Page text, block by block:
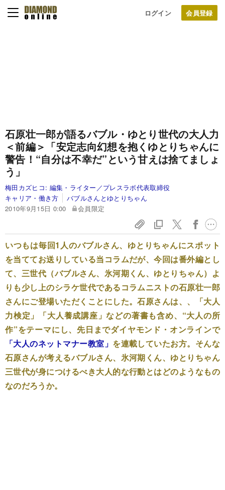
ログイン
石原壮一郎が語るバブル・ゆとり世代の大人力
＜前編＞ 「安定志向幻想を抱くゆとりちゃんに
警告！ “自分は不幸だ”という甘えは捨てましょ
う」
梅田カズヒコ: 編集・ライター／プレスラボ代表取締役
キャリア・働き方
バブルさんとゆとりちゃん
2010年9月15日 0:00
会員限定
いつもは毎回1人のバブルさん、ゆとりちゃんにスポット
を当ててお送りしている当コラムだが、今回は番外編とし
て、三世代（バブルさん、氷河期くん、ゆとりちゃん）よ
りも少し上のシラケ世代であるコラムニストの石原壮一郎
さんにご登場いただくことにした。石原さんは、、「大人
力検定」「大人養成講座」などの著書も含め、“大人の所
作”をテーマにし、先日までダイヤモンド・オンラインで
「大人のネットマナー教室」 を連載していたお方。そんな
石原さんが考えるバブルさん、氷河期くん、ゆとりちゃん
三世代が身につけるべき大人的な行動とはどのようなもの
なのだろうか。